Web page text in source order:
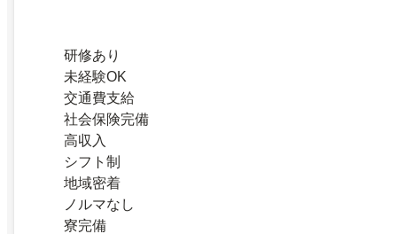
研修あり
未経験OK
交通費支給
社会保険完備
高収入
シフト制
地域密着
ノルマなし
寮完備